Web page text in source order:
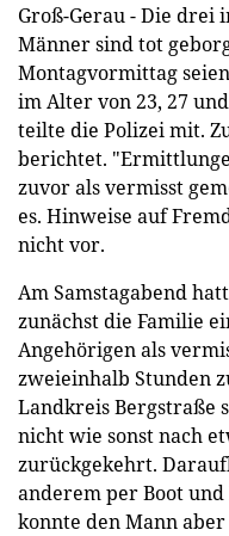
Groß-Gerau - Die drei
Männer sind tot
Montagvormittag
im Alter von 23, 27
teilte die Polizei mit.
berichtet.
zuvor als vermisst
es. Hinweise auf
nicht vor.
Am Samstagabend
zunächst die Familie
Angehörigen als
zweieinhalb Stunden
Landkreis Bergstraße
nicht wie sonst nach
zurückgekehrt.
anderem per Boot
konnte den Mann